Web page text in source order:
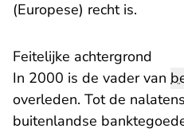
(Europese) recht is.
Feitelijke achtergrond
In 2000 is de vader van
overleden. Tot de
buitenlandse